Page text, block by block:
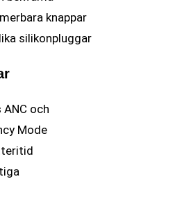
knappar
silikonpluggar
och
Mode